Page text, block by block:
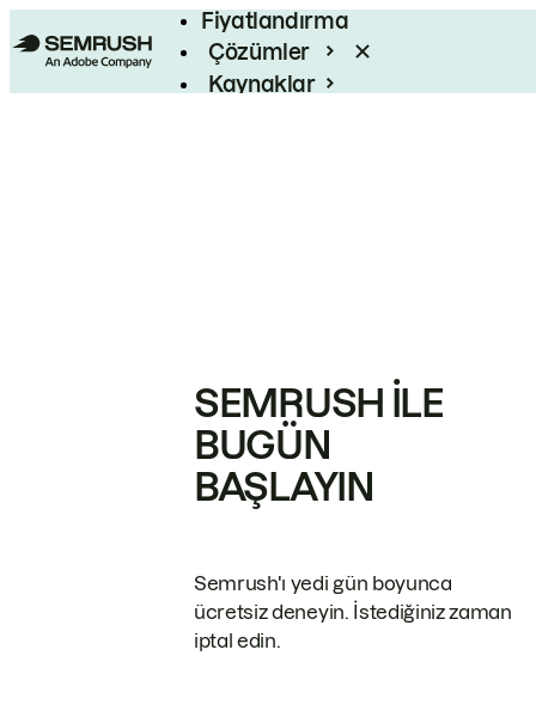
Fiyatlandırma
Çözümler
Kaynaklar
SEMRUSH ILE
BUGÜN
BAŞLAYIN
Semrush'ı yedi gün boyunca
ücretsiz deneyin. İstediğiniz zaman
iptal edin.